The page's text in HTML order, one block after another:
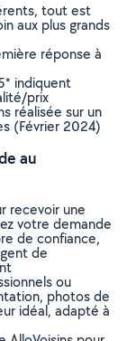
tout est
aux plus grands
réponse à
indiquent
prix
réalisée sur un
(Février 2024)
au
recevoir une
votre demande
de confiance,
de
ou
photos de
idéal, adapté à